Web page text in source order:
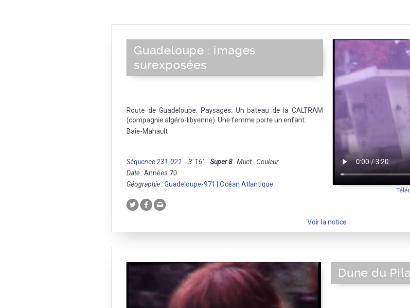
Guadeloupe : images
surexposées
Route de Guadeloupe. Paysages. Un bateau de la CALTRAM
(compagnie algéro-libyenne). Une femme porte un enfant.
Baie-Mahault
Séquence 231-021 3' 16'' Super 8 Muet - Couleur
Date :Années 70
Géographie :Guadeloupe-971 Océan Atlantique
Voir la notice
Dune du